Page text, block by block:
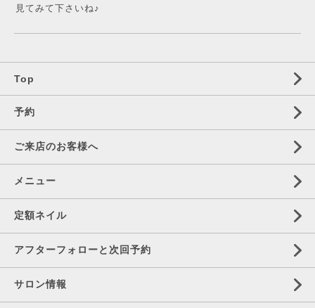
見てみて下さいね♪
Top
予約
ご来店のお客様へ
メニュー
定額ネイル
アフターフォローと次回予約
サロン情報